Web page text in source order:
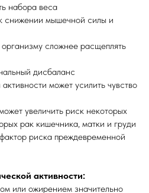
набора веса
снижении мышечной силы и
сложнее расщеплять
дисбаланс
может усилить чувство
увеличить риск некоторых
рак кишечника, матки и груди
риска преждевременной
активности:
или ожирением значительно